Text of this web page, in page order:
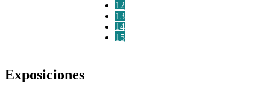
12
13
14
15
Exposiciones